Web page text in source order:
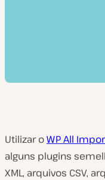
Utilizar oWP All
alguns plugins
XML, arquivos CSV,